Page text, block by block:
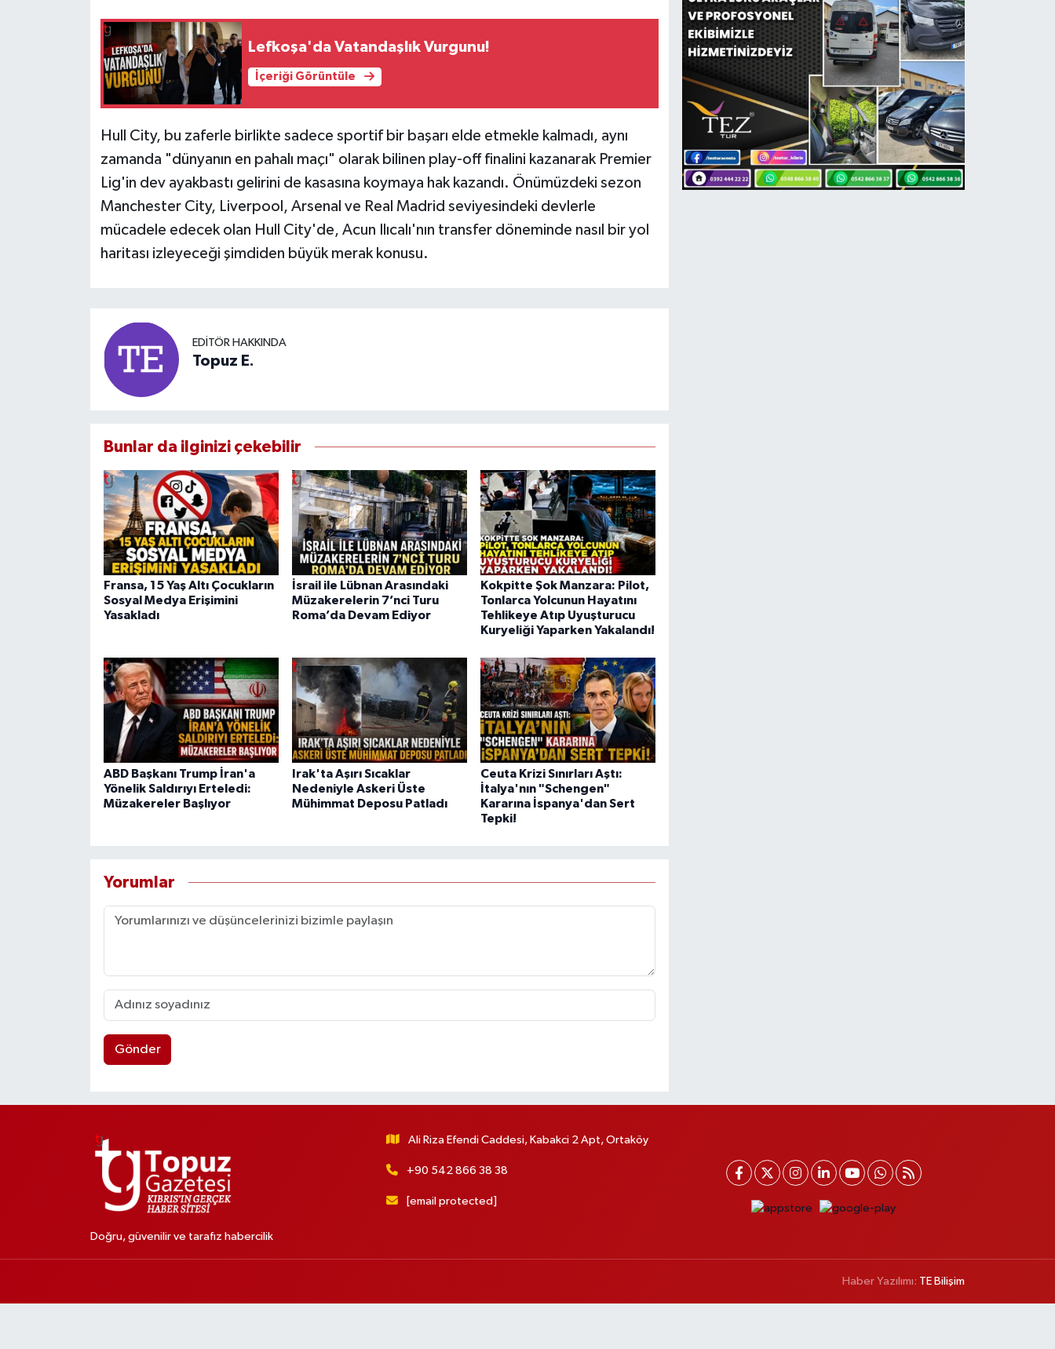
Lefkoşa'da Vatandaşlık Vurgunu!
İçeriği Görüntüle
Hull City, bu zaferle birlikte sadece sportif bir başarı elde etmekle kalmadı, aynı
zamanda "dünyanın en pahalı maçı" olarak bilinen play-off finalini kazanarak Premier
Lig'in dev ayakbastı gelirini de kasasına koymaya hak kazandı. Önümüzdeki sezon
Manchester City, Liverpool, Arsenal ve Real Madrid seviyesindeki devlerle
mücadele edecek olan Hull City'de, Acun Ilıcalı'nın transfer döneminde nasıl bir yol
haritası izleyeceği şimdiden büyük merak konusu.
EDITÖR HAKKINDA
Topuz E.
Bunlar da ilginizi çekebilir
Fransa, 15 Yaş Altı Çocukların
Sosyal Medya Erişimini
Yasakladı
İsrail ile Lübnan Arasındaki
Müzakerelerin 7’nci Turu
Roma’da Devam Ediyor
Kokpitte Şok Manzara: Pilot,
Tonlarca Yolcunun Hayatını
Tehlikeye Atıp Uyuşturucu
Kuryeliği Yaparken Yakalandı!
ABD Başkanı Trump İran'a
Yönelik Saldırıyı Erteledi:
Müzakereler Başlıyor
Irak'ta Aşırı Sıcaklar
Nedeniyle Askeri Üste
Mühimmat Deposu Patladı
Ceuta Krizi Sınırları Aştı:
İtalya'nın "Schengen"
Kararına İspanya'dan Sert
Tepki!
Yorumlar
Gönder
Doğru, güvenilir ve tarafız habercilik
Ali Riza Efendi Caddesi, Kabakci 2 Apt, Ortaköy
+90 542 866 38 38
[email protected]
Haber Yazılımı: TE Bilişim